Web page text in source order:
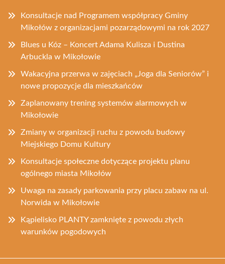
Konsultacje nad Programem współpracy Gminy
Mikołów z organizacjami pozarządowymi na rok 2027
Blues u Kóz – Koncert Adama Kulisza i Dustina
Arbuckla w Mikołowie
Wakacyjna przerwa w zajęciach „Joga dla Seniorów” i
nowe propozycje dla mieszkańców
Zaplanowany trening systemów alarmowych w
Mikołowie
Zmiany w organizacji ruchu z powodu budowy
Miejskiego Domu Kultury
Konsultacje społeczne dotyczące projektu planu
ogólnego miasta Mikołów
Uwaga na zasady parkowania przy placu zabaw na ul.
Norwida w Mikołowie
Kąpielisko PLANTY zamknięte z powodu złych
warunków pogodowych